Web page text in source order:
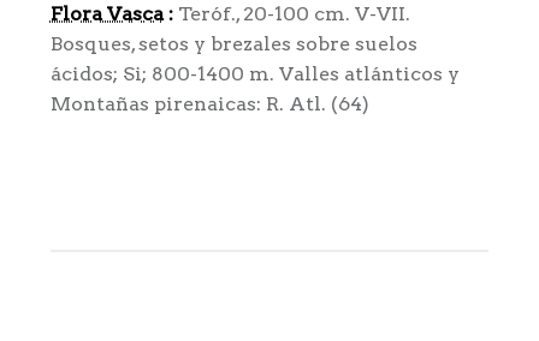
Flora Vasca:Teróf., 20-100 cm. V-VII.
Bosques, setos y brezales sobre suelos
ácidos; Si; 800-1400 m. Valles atlánticos y
Montañas pirenaicas: R. Atl. (64)